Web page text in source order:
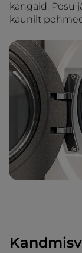
kangaid. Pesu
kaunilt